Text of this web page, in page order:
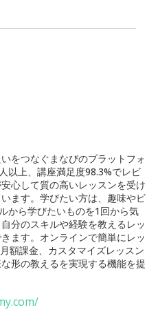
をつなぐまなびのプラットフォ
以上、講座満足度98.3%でレビ
心して質の高いレッスンを受け
ます。学びたい方は、趣味やビ
から学びたいものを1回から気
分のスキルや経験を教えるレッ
ます。オンラインで簡単にレッ
額課金、カスタマイズレッスン
形の教えるを実現する機能を提